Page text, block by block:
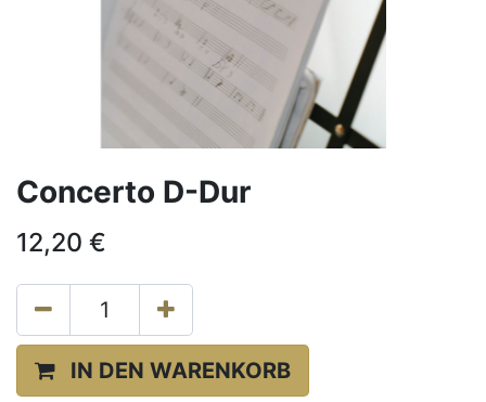
Concerto D-Dur
12,20 €
IN DEN WARENKORB